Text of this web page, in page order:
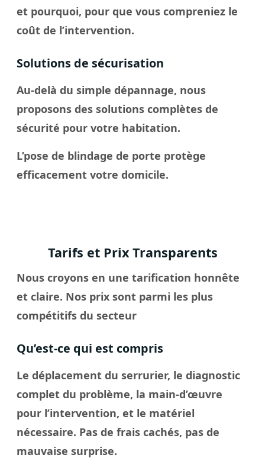
et pourquoi, pour que vous compreniez le
coût de l’intervention.
Solutions de sécurisation
Au-delà du simple dépannage, nous
proposons des solutions complètes de
sécurité pour votre habitation.
L’pose de blindage de porte protège
efficacement votre domicile.
Tarifs et Prix Transparents
Nous croyons en une tarification honnête
et claire. Nos prix sont parmi les plus
compétitifs du secteur
Qu’est-ce qui est compris
Le déplacement du serrurier, le diagnostic
complet du problème, la main-d’œuvre
pour l’intervention, et le matériel
nécessaire. Pas de frais cachés, pas de
mauvaise surprise.